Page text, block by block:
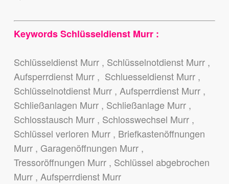
Keywords Schlüsseldienst Murr :
Schlüsseldienst Murr , Schlüsselnotdienst Murr ,
Aufsperrdienst Murr , Schluesseldienst Murr ,
Schlüsselnotdienst Murr , Aufsperrdienst Murr ,
Schließanlagen Murr , Schließanlage Murr ,
Schlosstausch Murr , Schlosswechsel Murr ,
Schlüssel verloren Murr , Briefkastenöffnungen
Murr , Garagenöffnungen Murr ,
Tressoröffnungen Murr , Schlüssel abgebrochen
Murr , Aufsperrdienst Murr